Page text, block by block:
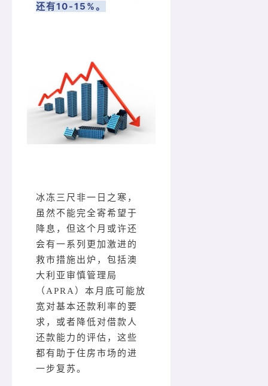
还有10-15%。
冰冻三尺非一日之寒，
虽然不能完全寄希望于
降息，但这个月或许还
会有一系列更加激进的
救市措施出炉，包括澳
大利亚审慎管理局
（APRA）本月底可能放
宽对基本还款利率的要
求，或者降低对借款人
还款能力的评估，这些
都有助于住房市场的进
一步复苏。